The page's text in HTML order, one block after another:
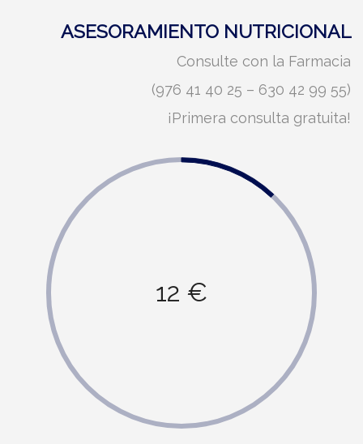
ASESORAMIENTO NUTRICIONAL
Consulte con la Farmacia
(976 41 40 25 – 630 42 99 55)
¡Primera consulta gratuita!
12 €